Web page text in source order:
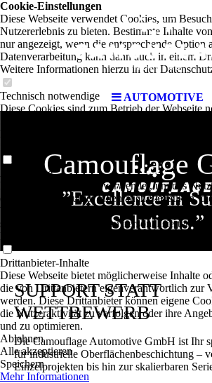
AUTOMOTIVE
Camouflage
”Excellence in
Solutions.”
SUPPORT STATT
WETTBEWERB
Die Camouflage Automotive GmbH ist Ihr
für industrielle Oberflächenbeschichtung –
Einzelprojekten bis hin zur skalierbaren
Cookie-Einstellungen
Diese Webseite verwendet Cookies, um
Nutzererlebnis zu bieten. Bestimmte Inhalte
nur angezeigt, wenn die entsprechende Option
Datenverarbeitung kann dann auch in einem
Weitere Informationen hierzu in der
Technisch notwendige
Diese Cookies sind zum Betrieb der Webseite
Analytische
Diese Cookies werden verwendet, um das
optimieren. Hierunter fallen auch Statistiken,
Webseitenbetreiber von Drittanbietern zur
sowie die Ausspielung von personalisierter
Drittanbieter-Inhalte
Diese Webseite bietet möglicherweise Inhalte
die von Drittanbietern eigenverantwortlich zur
werden. Diese Drittanbieter können eigene
die Nutzeraktivität zu verfolgen oder ihre
und zu optimieren.
Ablehnen
Alle akzeptieren
Speichern
Mehr Informationen